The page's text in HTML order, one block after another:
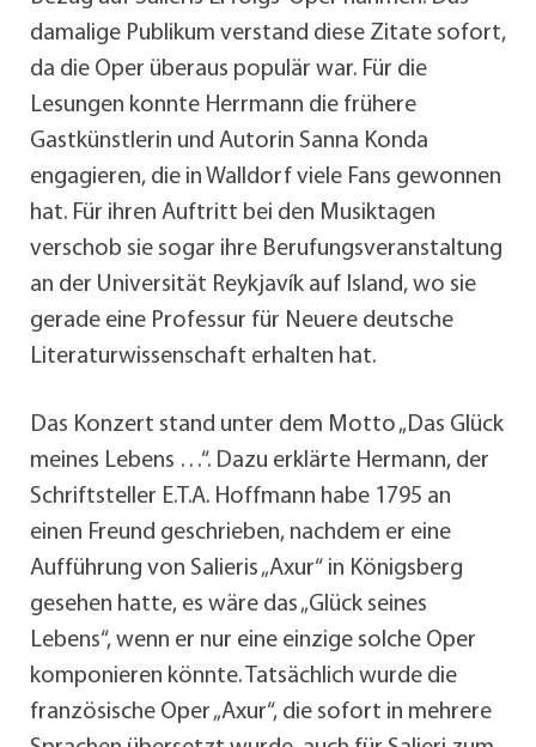
damalige Publikum verstand diese Zitate sofort,
da die Oper überaus populär war. Für die
Lesungen konnte Herrmann die frühere
Gastkünstlerin und Autorin Sanna Konda
engagieren, die in Walldorf viele Fans gewonnen
hat. Für ihren Auftritt bei den Musiktagen
verschob sie sogar ihre Berufungsveranstaltung
an der Universität Reykjavík auf Island, wo sie
gerade eine Professur für Neuere deutsche
Literaturwissenschaft erhalten hat.
Das Konzert stand unter dem Motto „Das Glück
meines Lebens …“. Dazu erklärte Hermann, der
Schriftsteller E.T.A. Hoffmann habe 1795 an
einen Freund geschrieben, nachdem er eine
Aufführung von Salieris „Axur“ in Königsberg
gesehen hatte, es wäre das „Glück seines
Lebens“, wenn er nur eine einzige solche Oper
komponieren könnte. Tatsächlich wurde die
französische Oper „Axur“, die sofort in mehrere